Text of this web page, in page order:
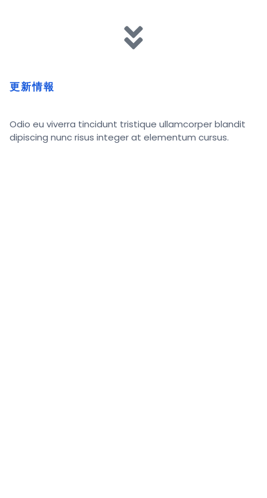
更新情報
Odio eu viverra tincidunt tristique ullamcorper blandit
dipiscing nunc risus integer at elementum cursus.